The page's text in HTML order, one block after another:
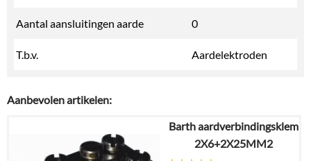
Aantal aansluitingen aarde 0
T.b.v. Aardelektroden
Aanbevolen artikelen:
Barth aardverbindingsklem
2X6+2X25MM2